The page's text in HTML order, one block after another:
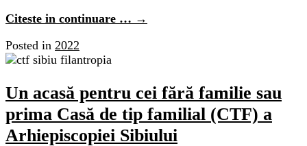
Citeste in continuare … →
Posted in 2022
Un acasă pentru cei fără familie sau
prima Casă de tip familial (CTF) a
Arhiepiscopiei Sibiului